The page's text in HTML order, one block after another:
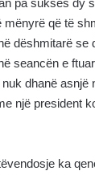
pa sukses dy
që të
dëshmitarë se
seancën e
dhanë asnjë
një president
ka